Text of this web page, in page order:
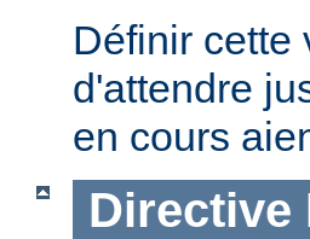
Définir cette
d'attendre
en cours
Directive